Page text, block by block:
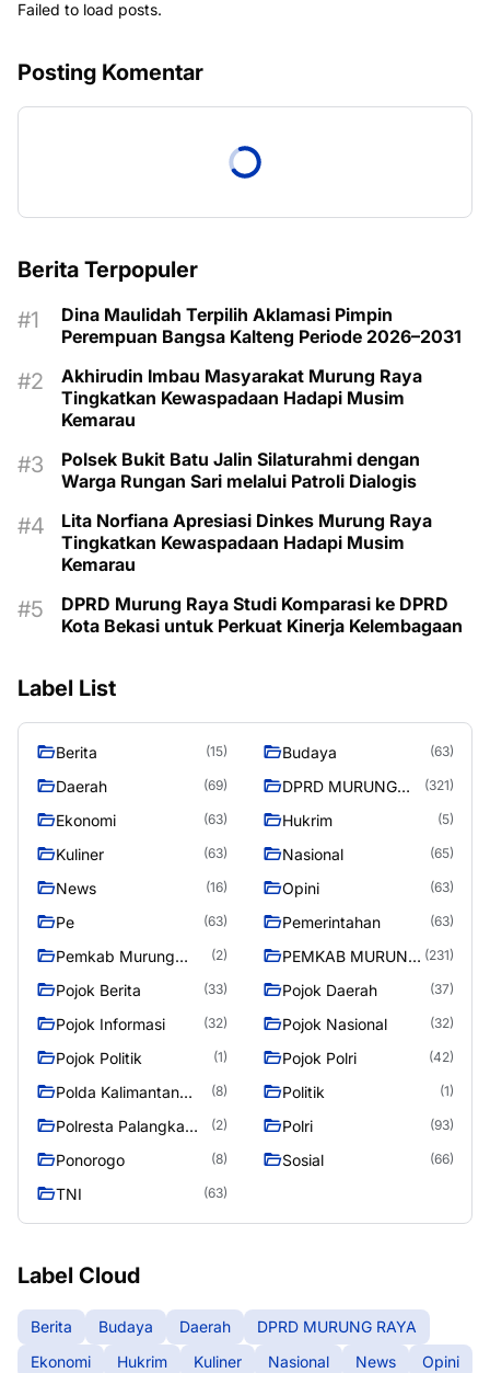
Failed to load posts.
Posting Komentar
Berita Terpopuler
Dina Maulidah Terpilih Aklamasi Pimpin
Perempuan Bangsa Kalteng Periode 2026–2031
Akhirudin Imbau Masyarakat Murung Raya
Tingkatkan Kewaspadaan Hadapi Musim
Kemarau
Polsek Bukit Batu Jalin Silaturahmi dengan
Warga Rungan Sari melalui Patroli Dialogis
Lita Norfiana Apresiasi Dinkes Murung Raya
Tingkatkan Kewaspadaan Hadapi Musim
Kemarau
DPRD Murung Raya Studi Komparasi ke DPRD
Kota Bekasi untuk Perkuat Kinerja Kelembagaan
Label List
Berita (15) Budaya (63)
Daerah (69)
DPRD MURUNG
(321)
Ekonomi (63) Hukrim (5)
Kuliner (63) Nasional (65)
News (16) Opini (63)
Pe (63) Pemerintahan (63)
Pemkab Murung
(2)
PEMKAB MURUNG (231)
Pojok Berita (33) Pojok Daerah (37)
Pojok Informasi (32) Pojok Nasional (32)
Pojok Politik (1) Pojok Polri (42)
Polda Kalimantan
(8) Politik (1)
Polresta Palangka
(2) Polri (93)
Ponorogo (8) Sosial (66)
TNI (63)
Label Cloud
Berita Budaya Daerah
DPRD MURUNG RAYA
Ekonomi
Hukrim Kuliner Nasional News
Opini